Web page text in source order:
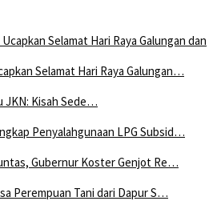
Selamat Hari Raya Galungan…
JKN: Kisah Sede…
Penyalahgunaan LPG Subsid…
Gubernur Koster Genjot Re…
Perempuan Tani dari Dapur S…